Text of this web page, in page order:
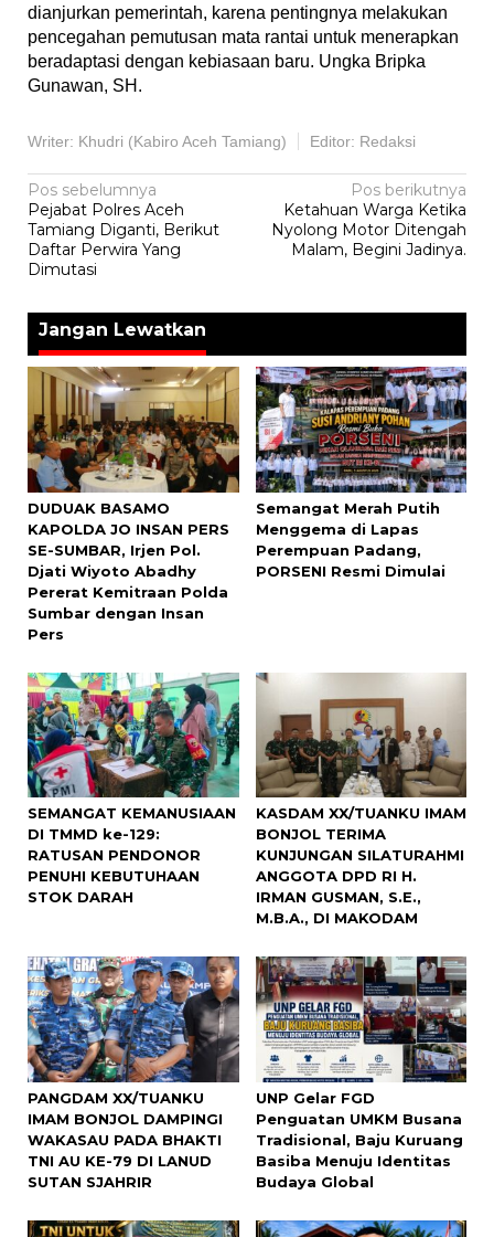
dianjurkan pemerintah, karena pentingnya melakukan
pencegahan pemutusan mata rantai untuk menerapkan
beradaptasi dengan kebiasaan baru. Ungka Bripka
Gunawan, SH.
Writer: Khudri (Kabiro Aceh Tamiang) Editor: Redaksi
Navigasi
pos
Pos sebelumnya
Pejabat Polres Aceh
Tamiang Diganti, Berikut
Daftar Perwira Yang
Dimutasi
Pos berikutnya
Ketahuan Warga Ketika
Nyolong Motor Ditengah
Malam, Begini Jadinya.
Jangan Lewatkan
DUDUAK BASAMO
KAPOLDA JO INSAN PERS
SE-SUMBAR, Irjen Pol.
Djati Wiyoto Abadhy
Pererat Kemitraan Polda
Sumbar dengan Insan
Pers
Semangat Merah Putih
Menggema di Lapas
Perempuan Padang,
PORSENI Resmi Dimulai
SEMANGAT KEMANUSIAAN
DI TMMD ke-129:
RATUSAN PENDONOR
PENUHI KEBUTUHAAN
STOK DARAH
KASDAM XX/TUANKU IMAM
BONJOL TERIMA
KUNJUNGAN SILATURAHMI
ANGGOTA DPD RI H.
IRMAN GUSMAN, S.E.,
M.B.A., DI MAKODAM
PANGDAM XX/TUANKU
IMAM BONJOL DAMPINGI
WAKASAU PADA BHAKTI
TNI AU KE-79 DI LANUD
SUTAN SJAHRIR
UNP Gelar FGD
Penguatan UMKM Busana
Tradisional, Baju Kuruang
Basiba Menuju Identitas
Budaya Global